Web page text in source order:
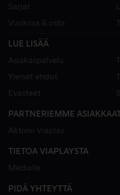
Sarjat
Vuokraa & osta
LUE LISÄÄ
Asiakaspalvelu
Yleiset ehdot
Evästeet
PARTNERIEMME
Aktivoi Viaplay
TIETOA VIAPLAYSTA
Medialle
PIDÄ YHTEYTTÄ